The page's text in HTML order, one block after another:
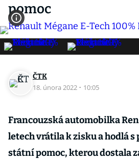
pomoc
ČTK
18. února 2022 · 10:05
Francouzská automobilka
letech vrátila k zisku a hodlá
státní pomoc, kterou dostala